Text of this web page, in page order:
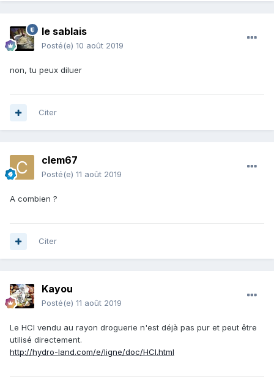
le sablais
Posté(e) 10 août 2019
non, tu peux diluer
Citer
clem67
Posté(e) 11 août 2019
A combien ?
Citer
Kayou
Posté(e) 11 août 2019
Le HCl vendu au rayon droguerie n'est déjà pas pur et peut être
utilisé directement.
http://hydro-land.com/e/ligne/doc/HCl.html